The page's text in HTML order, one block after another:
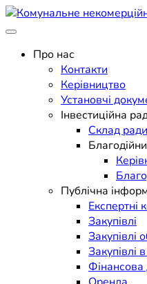
Skip
to
Поліклініка Мукачево
Про нас
Контакти
Керівництво
Установчі
Інвестиційна
Склад ради
Публічна
Експертні
Закупівлі
Закупівлі
Закупівлі
Фінансова